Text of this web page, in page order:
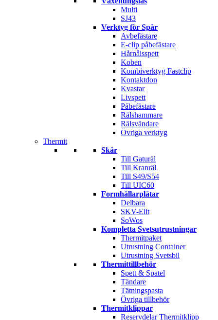
Multi
SJ43
Verktyg för Spår
Avbefästare
E-clip påbefästare
Hårnålsspett
Koben
Kombiverktyg Fastclip
Kontaktdon
Kvastar
Livspett
Påbefästare
Rälshammare
Rälsvändare
Övriga verktyg
Thermit
Skär
Till Gaturäl
Till Kranräl
Till S49/S54
Till UIC60
Formhållarplåtar
Delbara
SKV-Elit
SoWos
Kompletta Svetsutrustningar
Thermitpaket
Utrustning Container
Utrustning Svetsbil
Thermittillbehör
Spett & Spatel
Tändare
Tätningspasta
Övriga tillbehör
Thermitklippar
Reservdelar Thermitklipp